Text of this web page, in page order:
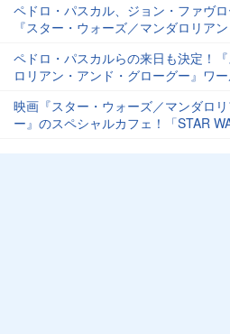
ペドロ・パスカル、ジョン・ファヴ
『スター・ウォーズ／マンダロリア
ペドロ・パスカルらの来日も決定！
ロリアン・アンド・グローグー』ワ
映画『スター・ウォーズ／マンダロ
ー』のスペシャルカフェ！「STAR